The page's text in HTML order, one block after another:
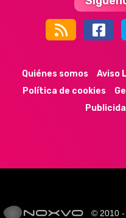
Quiénes somos Aviso
Política de cookies
© 2010 -